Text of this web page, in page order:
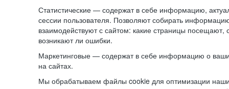
Статистические — содержат в себе информацию,
сессии пользователя. Позволяют собирать
взаимодействуют с сайтом: какие страницы посещают,
возникают ли ошибки.
Маркетинговые — содержат в себе информацию о
на сайтах.
Мы обрабатываем файлы cookie для оптимизации